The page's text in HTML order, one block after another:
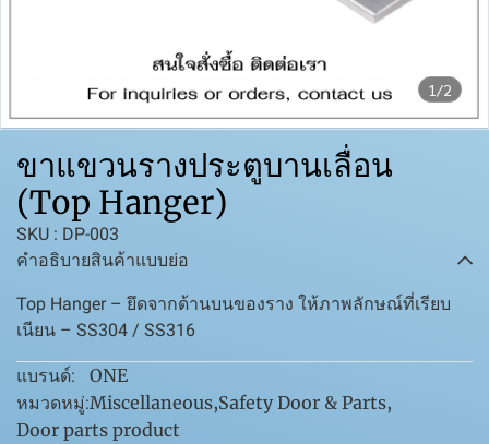
1/2
ขาแขวนรางประตูบานเลื่อน
(Top Hanger)
SKU : DP-003
คำอธิบายสินค้าแบบย่อ
Top Hanger – ยึดจากด้านบนของราง ให้ภาพลักษณ์ที่เรียบ
เนียน – SS304 / SS316
แบรนด์: ONE
หมวดหมู่:Miscellaneous,Safety Door & Parts,
Door parts product